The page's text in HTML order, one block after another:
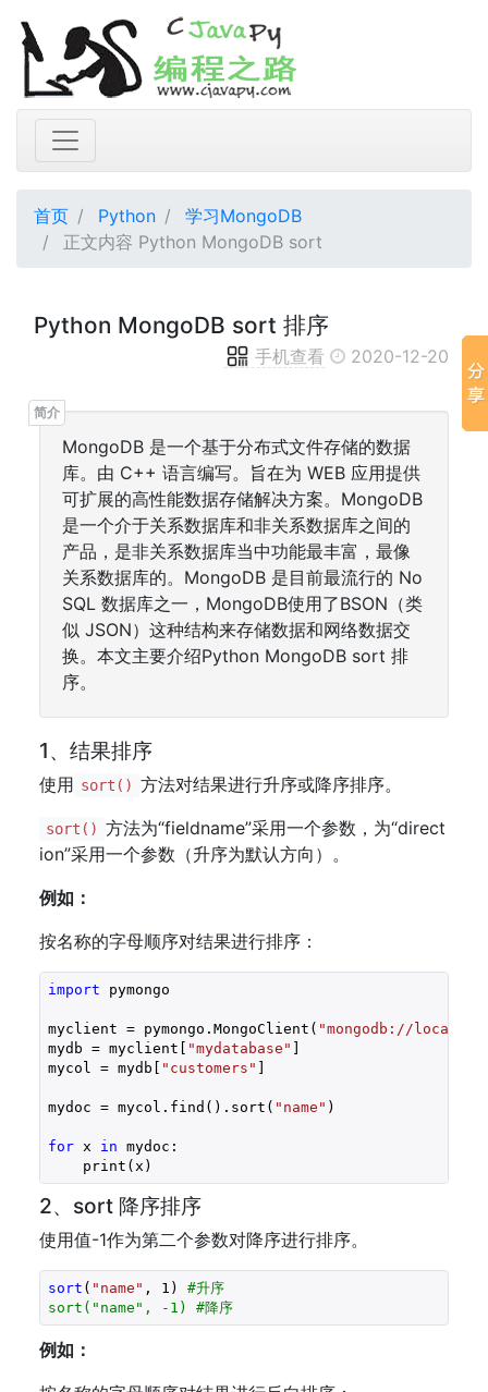
首页 Python
学习MongoDB
正文内容 Python MongoDB sort
Python MongoDB sort 排序
手机查看 2020-12-20
MongoDB 是一个基于分布式文件存储的数据
库。由 C++ 语言编写。旨在为 WEB 应用提供
可扩展的高性能数据存储解决方案。MongoDB
是一个介于关系数据库和非关系数据库之间的
产品，是非关系数据库当中功能最丰富，最像
关系数据库的。MongoDB 是目前最流行的 No
SQL 数据库之一，MongoDB使用了BSON（类
似 JSON）这种结构来存储数据和网络数据交
换。本文主要介绍Python MongoDB sort 排
序。
1、结果排序
使用 sort() 方法对结果进行升序或降序排序。
sort() 方法为“fieldname”采用一个参数，为“direct
ion”采用一个参数（升序为默认方向）。
例如：
按名称的字母顺序对结果进行排序：
import pymongo
myclient = pymongo.MongoClient( "mongodb://
mydb = myclient[ "mydatabase" ]
mycol = mydb[ "customers" ]
mydoc = mycol.find().sort( "name" )
for x in mydoc:
    print(x)
2、sort 降序排序
使用值-1作为第二个参数对降序进行排序。
sort ( "name" , 1 ) #升序
sort("name", -1) #降序
例如：